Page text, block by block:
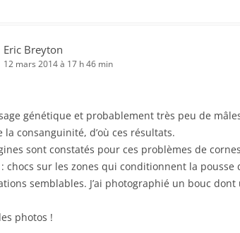
Eric Breyton
12 mars 2014 à 17 h 46 min
génétique et probablement très peu de
la consanguinité, d’où ces résultats.
sont constatés pour ces problèmes de
chocs sur les zones qui conditionnent la pousse
semblables. J’ai photographié un bouc
photos !